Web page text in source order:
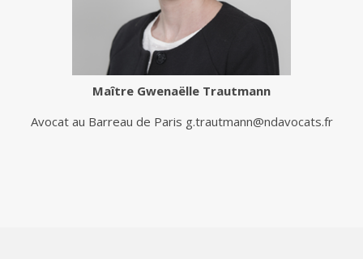
Maître Gwenaëlle Trautmann
Avocat au Barreau de Paris g.trautmann@ndavocats.fr